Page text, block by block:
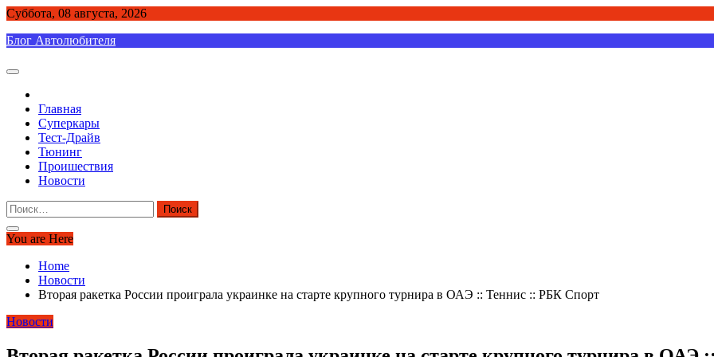
Skip
content
Суббота, 08 августа, 2026
Блог Автолюбителя
Главная
Суперкары
Тест-Драйв
Тюнинг
Проишествия
Новости
Найти:
You are Here
Home
Новости
Вторая ракетка России проиграла украинке на старте крупного турнира в ОАЭ :: Теннис :: РБК Спорт
Новости